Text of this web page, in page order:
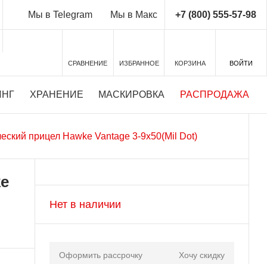
Мы в Telegram Мы в Макс +7 (800) 555-57-98
СРАВНЕНИЕ ИЗБРАННОЕ КОРЗИНА ВОЙТИ
ХРАНЕНИЕ МАСКИРОВКА РАСПРОДАЖА
прицел Hawke Vantage 3-9x50(Mil Dot)
Нет в наличии
Оформить рассрочку Хочу скидку